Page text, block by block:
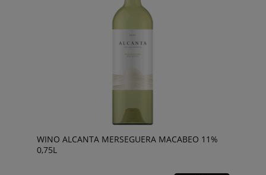
WINO ALCANTA MERSEGUERA MACABEO 11%
0,75L